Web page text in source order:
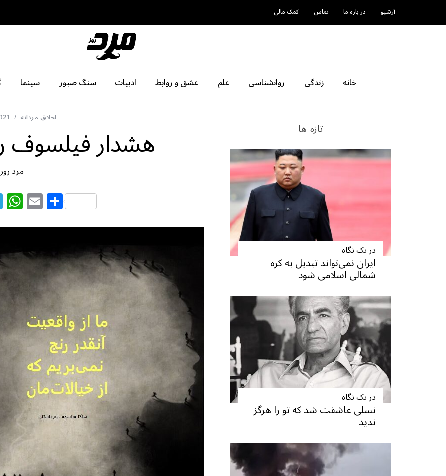
آرشیو در باره ما تماس کمک مالی
خانه زندگی روانشناسی علم عشق و روابط ادبیات سنگ صبور سینما
اخلاق مردانه
هشدار فیلسوف
مرد روز
T
el
e
g
ra
m
W
h
at
s
A
p
p
E
m
ai
l
S
h
ar
e
تازه ها
در یک نگاه
ایران نمی‌تواند تبدیل به کره
شمالی اسلامی شود
در یک نگاه
نسلی عاشقت شد که تو را هرگز
ندید